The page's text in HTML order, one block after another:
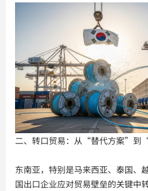
二、转口贸易：从“替代方案”到
东南亚，特别是马来西亚、泰国、
国出口企业应对贸易壁垒的关键中转